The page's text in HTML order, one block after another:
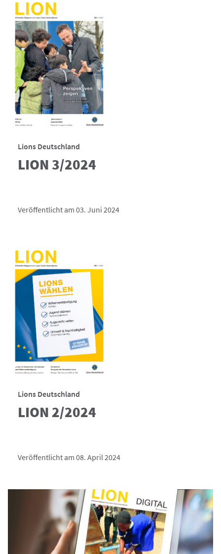
Lions Deutschland
LION 3/2024
Veröffentlicht am 03. Juni 2024
Lions Deutschland
LION 2/2024
Veröffentlicht am 08. April 2024